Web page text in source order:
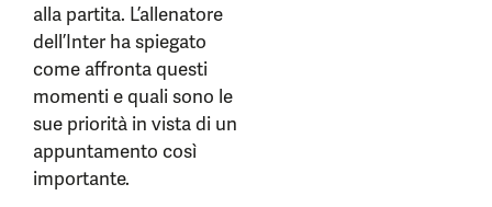
alla partita. L’allenatore
dell’Inter ha spiegato
come affronta questi
momenti e quali sono le
sue priorità in vista di un
appuntamento così
importante.